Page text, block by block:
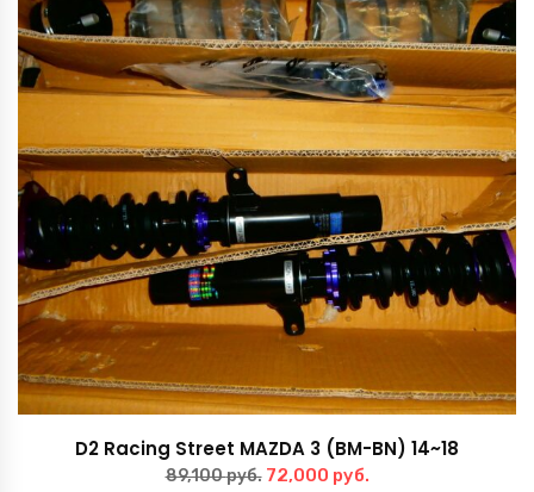
D2 Racing Street MAZDA 3 (BM-BN) 14~18
89,100руб. Первоначальная
72,000 руб.Текущая